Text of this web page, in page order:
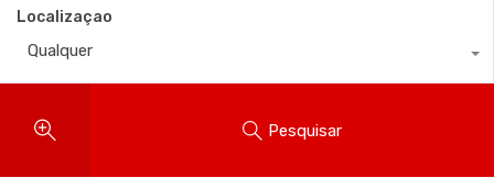
Localizaçao
Qualquer
Pesquisar